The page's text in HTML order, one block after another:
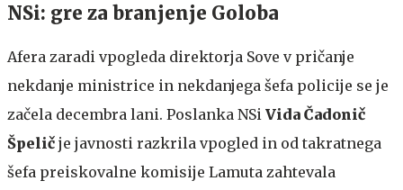
NSi: gre za branjenje Goloba
Afera zaradi vpogleda direktorja Sove v pričanje
nekdanje ministrice in nekdanjega šefa policije se je
začela decembra lani. Poslanka NSi Vida Čadonič
Špelič je javnosti razkrila vpogled in od takratnega
šefa preiskovalne komisije Lamuta zahtevala